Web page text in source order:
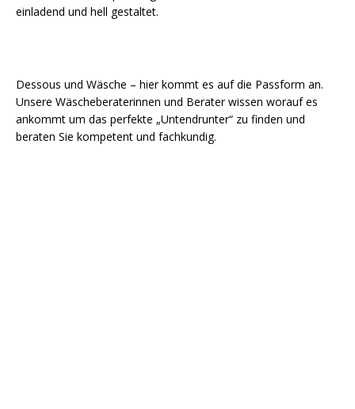
einladend und hell gestaltet.
Dessous und Wäsche – hier kommt es auf die Passform an.
Unsere Wäscheberaterinnen und Berater wissen worauf es
ankommt um das perfekte „Untendrunter“ zu finden und
beraten Sie kompetent und fachkundig.